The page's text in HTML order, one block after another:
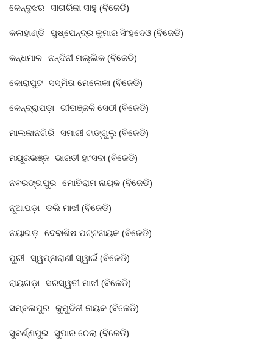
କେନ୍ଦୁଝର- ସାଗରିକା ସାହୁ (ବିଜେଡି)
କଳାହାଣ୍ଡି- ପୁଷ୍ପେନ୍ଦ୍ର କୁମାର ସିଂହଦେଓ (ବିଜେଡି)
କନ୍ଧମାଳ- ନନ୍ଦିନୀ ମଲ୍ଲିକ (ବିଜେଡି)
କୋରାପୁଟ- ସସ୍ମିତା ମେଲେକା (ବିଜେଡି)
କେନ୍ଦ୍ରାପଡ଼ା- ଗୀତାଞ୍ଜଳି ସେଠୀ (ବିଜେଡି)
ମାଲକାନଗିରି- ସମାରୀ ଟାଙ୍ଗୁଲୁ (ବିଜେଡି)
ମୟୂରଭଞ୍ଜ- ଭାରତୀ ହାଂସଦା (ବିଜେଡି)
ନବରଙ୍ଗପୁର- ମୋତିରାମ ନାୟକ (ବିଜେଡି)
ନୂଆପଡ଼ା- ଡଲି ମାଝୀ (ବିଜେଡି)
ନୟାଗଡ଼- ଦେବାଶିଷ ପଟ୍ଟନାୟକ (ବିଜେଡି)
ପୁରୀ- ସ୍ୱପ୍ନାରାଣୀ ସ୍ୱାଇଁ (ବିଜେଡି)
ରାୟଗଡ଼ା- ସରସ୍ୱତୀ ମାଝୀ (ବିଜେଡି)
ସମ୍ବଲପୁର- କୁମୁଦିନୀ ନାୟକ (ବିଜେଡି)
ସୁବର୍ଣ୍ଣପୁର- ସୁପାର ଠେଲା (ବିଜେଡି)